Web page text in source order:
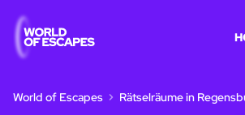
World of Escapes Rätselräume in